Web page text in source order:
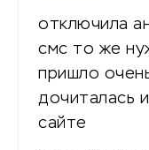
отключила
смс то же
пришло
дочиталась
сайте